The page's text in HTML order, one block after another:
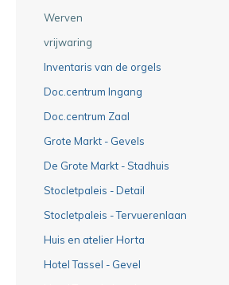
Werven
vrijwaring
Inventaris van de orgels
Doc.centrum Ingang
Doc.centrum Zaal
Grote Markt - Gevels
De Grote Markt - Stadhuis
Stocletpaleis - Detail
Stocletpaleis - Tervuerenlaan
Huis en atelier Horta
Hotel Tassel - Gevel